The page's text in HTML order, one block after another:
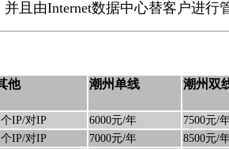
且由Internet数据中心替客户进行
他 潮州单线 潮州双
个IP/对IP 6000元/年 7500元/
个IP/对IP 7000元/年 8500元/